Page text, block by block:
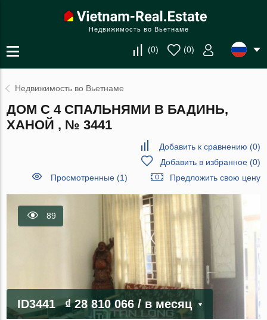
Недвижимость во Вьетнаме
(0) (0)
Недвижимость во Вьетнаме
ДОМ С 4 СПАЛЬНЯМИ В БАДИНЬ,
ХАНОЙ , № 3441
Добавить к сравнению (0)
Добавить в избранное(0)
Просмотренные (1)
Предложить свою цену
89
ID3441 ₫ 28 810 066/ в месяц